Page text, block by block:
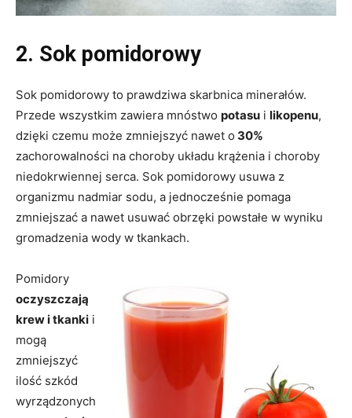
2. Sok pomidorowy
Sok pomidorowy to prawdziwa skarbnica minerałów.
Przede wszystkim zawiera mnóstwo potasu i likopenu,
dzięki czemu może zmniejszyć nawet o 30%
zachorowalności na choroby układu krążenia i choroby
niedokrwiennej serca. Sok pomidorowy usuwa z
organizmu nadmiar sodu, a jednocześnie pomaga
zmniejszać a nawet usuwać obrzęki powstałe w wyniku
gromadzenia wody w tkankach.
Pomidory
oczyszczają
krew i tkanki i
mogą
zmniejszyć
ilość szkód
wyrządzonych